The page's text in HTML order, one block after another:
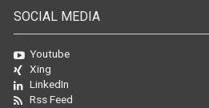
SOCIAL MEDIA
Youtube
Xing
LinkedIn
Rss Feed